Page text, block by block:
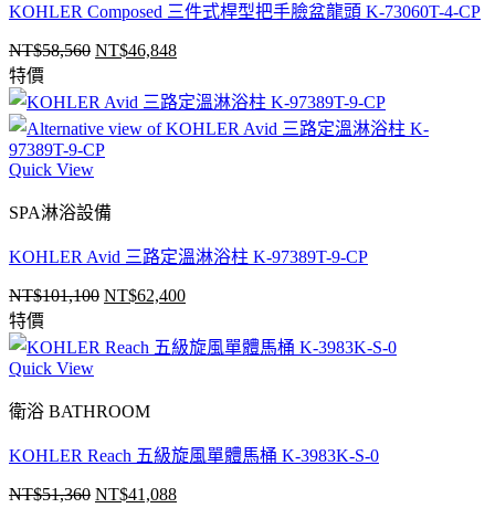
KOHLER Composed 三件式桿型把手臉盆龍頭 K-73060T-4-CP
NT$58,560 原
價
格：
NT$58,560。
NT$46,848目
價
格：
特價
Quick View
SPA淋浴設備
KOHLER Avid 三路定溫淋浴柱 K-97389T-9-CP
NT$101,100 原
價
NT$101,100。
NT$62,400目
價
特價
Quick View
衛浴 BATHROOM
KOHLER Reach 五級旋風單體馬桶 K-3983K-S-0
NT$51,360 原
NT$41,088目